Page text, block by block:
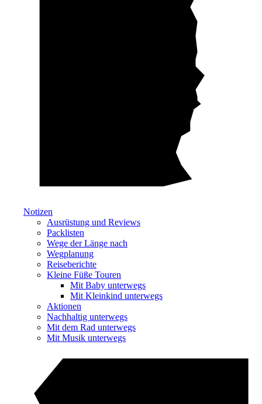
Notizen
Ausrüstung und Reviews
Packlisten
Wege der Länge nach
Wegplanung
Reiseberichte
Kleine Füße Touren
Mit Baby unterwegs
Mit Kleinkind unterwegs
Aktionen
Nachhaltig unterwegs
Mit dem Rad unterwegs
Mit Musik unterwegs